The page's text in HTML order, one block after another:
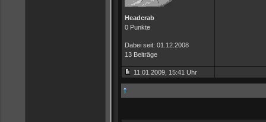
Headcrab
0 Punkte
Dabei seit: 01.12.2008
13 Beiträge
11.01.2009, 15:41 Uhr